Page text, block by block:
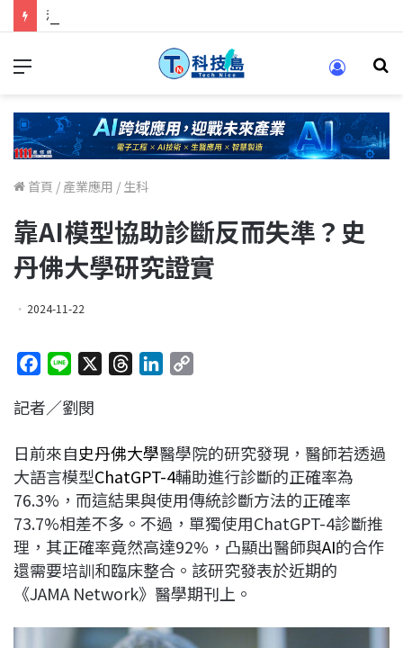
科技人找工作，就到TECH+ 科技專區!
首頁 / 產業應用 / 生科
靠AI模型協助診斷反而失準？史
丹佛大學研究證實
2024-11-22
c
b
o
o
k
n
a
d
s
e
d
I
n
L
i
n
k
記者／劉閔
日前來自史丹佛大學醫學院的研究發現，醫師若透過
大語言模型ChatGPT-4輔助進行診斷的正確率為
76.3%，而這結果與使用傳統診斷方法的正確率
73.7%相差不多。不過，單獨使用ChatGPT-4診斷推
理，其正確率竟然高達92%，凸顯出醫師與AI的合作
還需要培訓和臨床整合。該研究發表於近期的
《JAMA Network》醫學期刊上。